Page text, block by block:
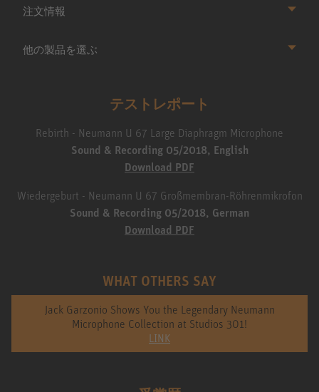
注文情報
他の製品を選ぶ
テストレポート
Rebirth - Neumann U 67 Large Diaphragm Microphone
Sound & Recording 05/2018, English
Download PDF
Wiedergeburt - Neumann U 67 Großmembran-Röhrenmikrofon
Sound & Recording 05/2018, German
Download PDF
WHAT OTHERS SAY
Jack Garzonio Shows You the Legendary Neumann
Microphone Collection at Studios 301!
LINK